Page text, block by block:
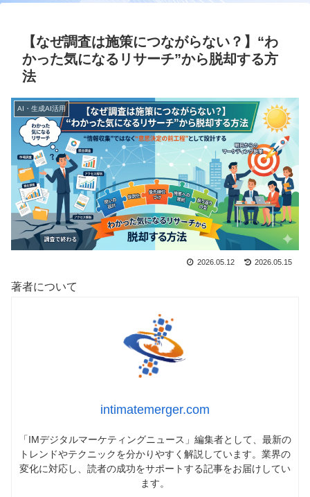
【なぜ調査は施策につながらない？】“わ
かった気になるリサーチ”から脱却する方
法
AI・生成AI活用
2026.05.12 2026.05.15
著者について
intimatemerger.com
「IMデジタルマーケティングニュース」編集者として、最新の
トレンドやテクニックを分かりやすく解説しています。業界の
変化に対応し、読者の成功をサポートする記事をお届けしてい
ます。